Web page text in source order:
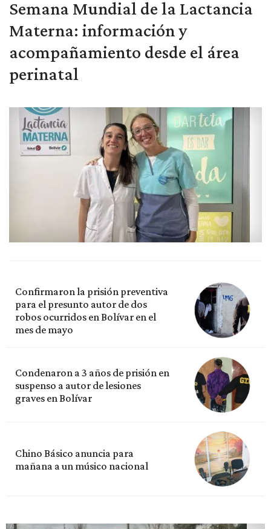
Semana Mundial de la Lactancia
Materna: información y
acompañamiento desde el área
perinatal
Confirmaron la prisión preventiva
para el presunto autor de dos
robos ocurridos en Bolívar en el
mes de mayo
Condenaron a 3 años de prisión en
suspenso a autor de lesiones
graves en Bolívar
Chino Básico anuncia para
mañana a un músico nacional